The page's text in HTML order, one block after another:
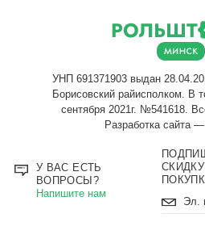
Разработка сайта —